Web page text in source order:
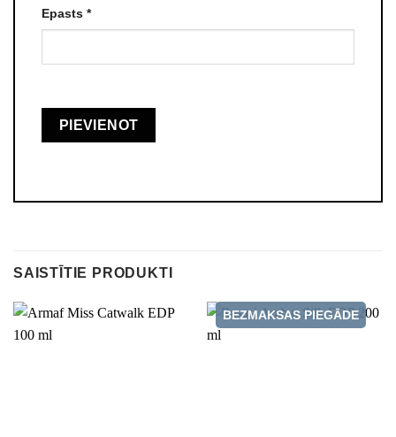
Epasts *
SAISTĪTIE PRODUKTI
BEZMAKSAS PIEGĀDE